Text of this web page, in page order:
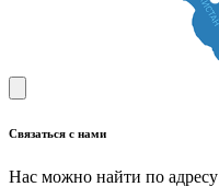
Связаться с нами
Нас можно найти по адресу